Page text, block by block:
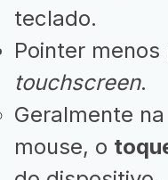
teclado.
Pointer menos
touchscreen.
Geralmente
mouse, o